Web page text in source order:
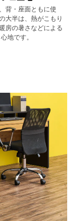
背・座面ともに使
大半は、熱がこもり
房の暑さなどによる
地です。